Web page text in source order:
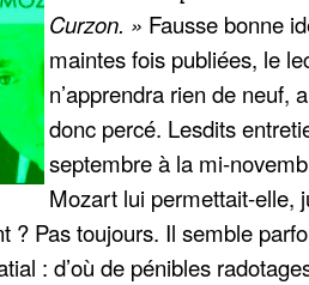
Curzon. » Fausse bonne
maintes fois publiées, le
n’apprendra rien de neuf,
donc percé. Lesdits
septembre à la mi-
Mozart lui permettait-elle,
? Pas toujours. Il semble
: d’où de pénibles